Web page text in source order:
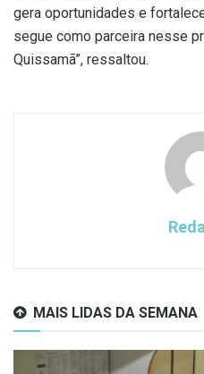
gera oportunidades e
segue como parceira nesse
Quissamã”, ressaltou.
MAIS LIDAS DA SEMANA